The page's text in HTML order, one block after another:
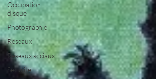
Occupation
disque
Photographie
Réseaux
Réseaux sociaux
Sécurité